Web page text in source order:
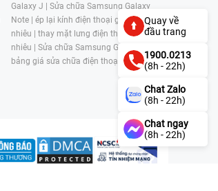
Galaxy J | Sửa chữa Samsung Galaxy
Note | ép lại kính điện thoại giá bao
nhiêu | thay mặt lưng điện thoại giá bao
nhiêu | Sửa chữa Samsung Galaxy S |
bảng giá sửa chữa điện thoại samsung |
Quay về
đầu trang
1900.0213
(8h - 22h)
Chat Zalo
(8h - 22h)
Chat ngay
(8h - 22h)